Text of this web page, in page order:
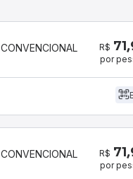
CONVENCIONAL R$
por
CONVENCIONAL R$
por